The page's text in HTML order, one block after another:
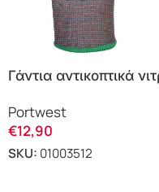
Γάντια αντικοπτικά
Portwest
€12,90
SKU: 01003512